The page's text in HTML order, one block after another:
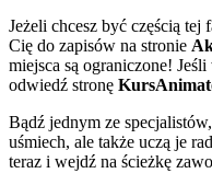
Jeżeli chcesz być częścią tej
Cię do zapisów na stronie
miejsca są ograniczone!
odwiedź stronę
Bądź jednym ze
uśmiech, ale także uczą je
teraz i wejdź na ścieżkę